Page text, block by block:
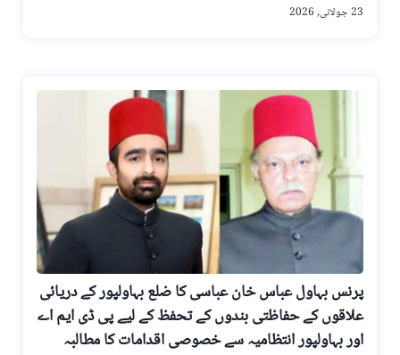
23 جولائی, 2026
پرنس بہاول عباس خان عباسی کا ضلع بہاولپور کے دریائی
علاقوں کے حفاظتی بندوں کے تحفظ کے لیے پی ڈی ایم اے
اور بہاولپور انتظامیہ سے خصوصی اقدامات کا مطالبہ